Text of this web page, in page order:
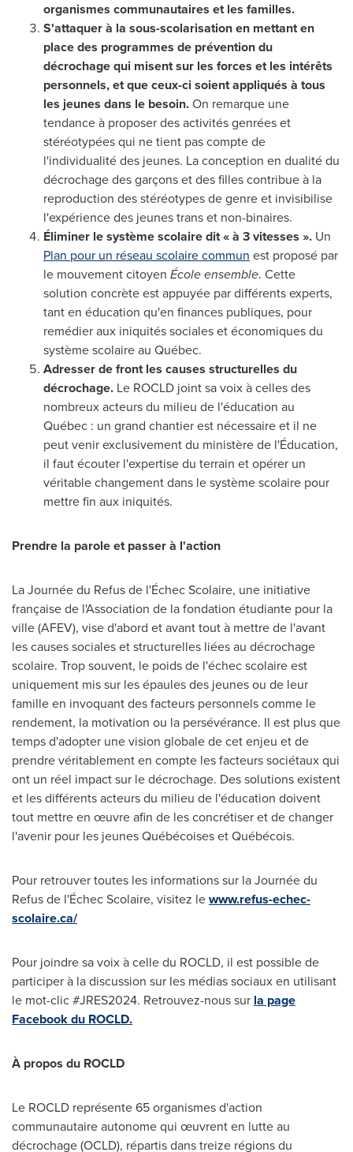
organismes communautaires et les familles.
S'attaquer à la sous-scolarisationen mettant en
place des programmes de prévention du
décrochage qui misent sur les forces et les intérêts
personnels, et que ceux-ci soient appliqués à tous
les jeunes dans le besoin.On remarque une
tendance à proposer des activités genrées et
stéréotypées qui ne tient pas compte de
l'individualité des jeunes. La conception en dualité du
décrochage des garçons et des filles contribue à la
reproduction des stéréotypes de genre et invisibilise
l'expérience des jeunes trans et non-binaires.
Éliminer le système scolaire dit « à 3 vitesses ». Un
Plan pour un réseau scolaire commun est proposé par
le mouvement citoyen École ensemble. Cette
solution concrète est appuyée par différents experts,
tant en éducation qu'en finances publiques, pour
remédier aux iniquités sociales et économiques du
système scolaire au Québec.
Adresser de front les causes structurelles du
décrochage. Le ROCLD joint sa voix à celles des
nombreux acteurs du milieu de l'éducation au
Québec : un grand chantier est nécessaire et il ne
peut venir exclusivement du ministère de l'Éducation,
il faut écouter l'expertise du terrain et opérer un
véritable changement dans le système scolaire pour
mettre fin aux iniquités.
Prendre la parole et passer à l'action
La Journée du Refus de l'Échec Scolaire, une initiative
française de l'Association de la fondation étudiante pour la
ville (AFEV), vise d'abord et avant tout à mettre de l'avant
les causes sociales et structurelles liées au décrochage
scolaire. Trop souvent, le poids de l'échec scolaire est
uniquement mis sur les épaules des jeunes ou de leur
famille en invoquant des facteurs personnels comme le
rendement, la motivation ou la persévérance. Il est plus que
temps d'adopter une vision globale de cet enjeu et de
prendre véritablement en compte les facteurs sociétaux qui
ont un réel impact sur le décrochage. Des solutions existent
et les différents acteurs du milieu de l'éducation doivent
tout mettre en œuvre afin de les concrétiser et de changer
l'avenir pour les jeunes Québécoises et Québécois.
Pour retrouver toutes les informations sur la Journée du
Refus de l'Échec Scolaire, visitez lewww.refus-echec-
scolaire.ca/
Pour joindre sa voix à celle du ROCLD, il est possible de
participer à la discussion sur les médias sociaux en utilisant
le mot-clic #JRES2024. Retrouvez-nous sur la page
Facebook du ROCLD.
À propos du ROCLD
Le ROCLD représente 65 organismes d'action
communautaire autonome qui œuvrent en lutte au
décrochage (OCLD), répartis dans treize régions du